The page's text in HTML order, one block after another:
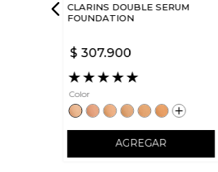
CLARINS DOUBLE SERUM
FOUNDATION
$ 307.900
★★★★★
Color
AGREGAR